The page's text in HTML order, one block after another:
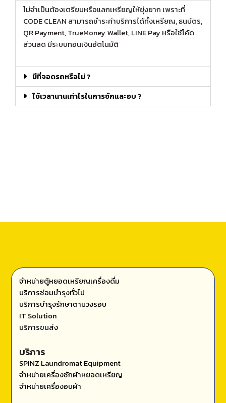
ไม่จำเป็นต้องเตรียมหรือแลกเหรียญให้ยุ่งยาก เพราะที่
CODE CLEAN สามารถชำระค่าบริการได้ทั้งเหรียญ, ธนบัตร,
QR Payment, TrueMoney Wallet, LINE Pay หรือใช้โค้ด
ส่วนลด มีระบบทอนเงินอัตโนมัติ
มีที่จอดรถหรือไม่ ?
ใช้เวลานานเท่าไรในการซักและอบ ?
บริการ
SPINZ Laundromat Equipment
จำหน่ายเครื่องซักผ้าหยอดเหรียญ
จำหน่ายเครื่องอบผ้า
จำหน่ายตู้หยอดเหรียญเครื่องดื่ม
บริการซ่อมบำรุงทั่วไป
บริการบำรุงรักษาตามวงรอบ
IT Solution
บริการขนส่ง